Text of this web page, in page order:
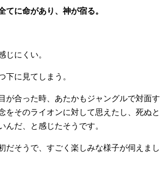
に命があり、神が宿る。
じにくい。
下に見てしまう。
が合った時、あたかもジャングルで対面す
をそのライオンに対して思えたし、死ぬと
だ、と感じたそうです。
だそうで、すごく楽しみな様子が伺えまし